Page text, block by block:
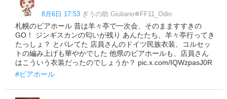
8月6日 17:53 ぎうの助 Giuliano❄FF11_Odin
札幌のビアホール 昔は羊々亭で一次会、そのまますすきの
GO！ ジンギスカンの匂いが残り あんたたち、羊々亭行ってき
たっしょ？ とバレてた 店員さんのドイツ民族衣装、コルセッ
トの編み上げも華やかでした 他県のビアホールも、店員さん
はこういう衣装だったのでしょうか？ pic.x.com/IQWzpasJ0R
#ビアホール